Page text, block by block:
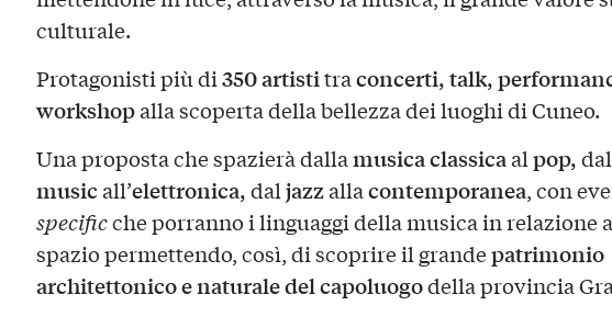
culturale.
Protagonisti più di350 artistitraconcerti, talk,
workshopalla scoperta della bellezza dei luoghi di Cuneo.
Una proposta che spazierà dallamusica classicaalpop,
music all’elettronica,daljazzallacontemporanea, con
specificche porranno i linguaggi della musica in relazione
spazio permettendo, così, di scoprire il grandepatrimonio
architettonico e naturale del capoluogodella provincia